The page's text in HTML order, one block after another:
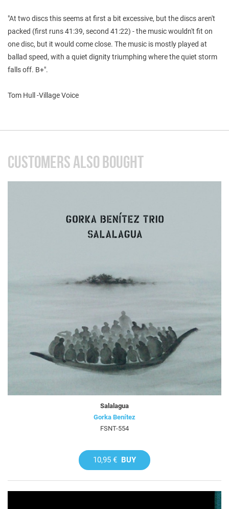
"At two discs this seems at first a bit excessive, but the discs aren't
packed (first runs 41:39, second 41:22) - the music wouldn't fit on
one disc, but it would come close. The music is mostly played at
ballad speed, with a quiet dignity triumphing where the quiet storm
falls off. B+".
Tom Hull -Village Voice
CUSTOMERS ALSO BOUGHT
Salalagua
Gorka Benítez
FSNT-554
10,95 € BUY